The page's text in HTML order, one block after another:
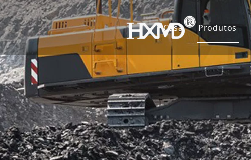
Casa Produtos
Dentes
Caçamba
Outros